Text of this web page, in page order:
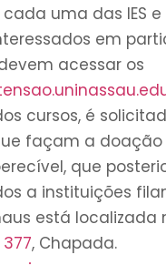
uma das IES e
em
acessar os
cursos, é
façam a doação
que
a instituições
está localizada
, Chapada.